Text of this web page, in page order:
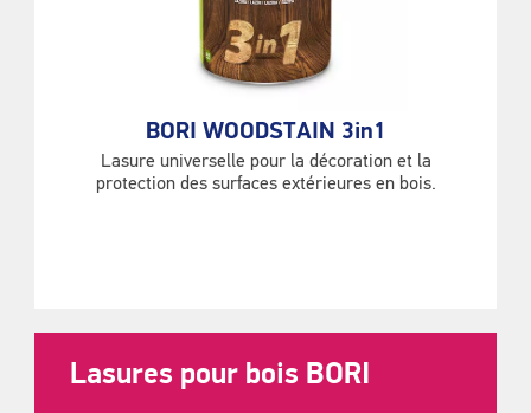
BORI WOODSTAIN 3in1
Lasure universelle pour la décoration et la
protection des surfaces extérieures en bois.
Lasures pour bois BORI